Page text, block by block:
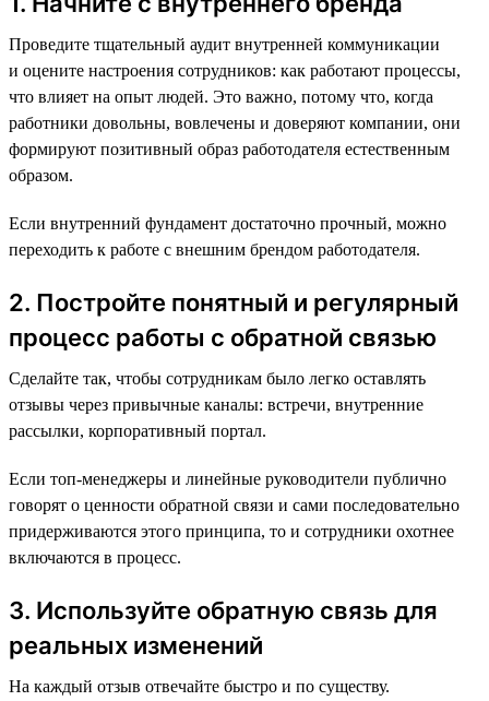
Проведите тщательный аудит внутренней коммуникации
и оцените настроения сотрудников: как работают процессы,
что влияет на опыт людей. Это важно, потому что, когда
работники довольны, вовлечены и доверяют компании, они
формируют позитивный образ работодателя естественным
образом.
Если внутренний фундамент достаточно прочный, можно
переходить к работе с внешним брендом работодателя.
2. Постройте понятный и регулярный
процесс работы с обратной связью
Сделайте так, чтобы сотрудникам было легко оставлять
отзывы через привычные каналы: встречи, внутренние
рассылки, корпоративный портал.
Если топ-менеджеры и линейные руководители публично
говорят о ценности обратной связи и сами последовательно
придерживаются этого принципа, то и сотрудники охотнее
включаются в процесс.
3. Используйте обратную связь для
реальных изменений
На каждый отзыв отвечайте быстро и по существу.